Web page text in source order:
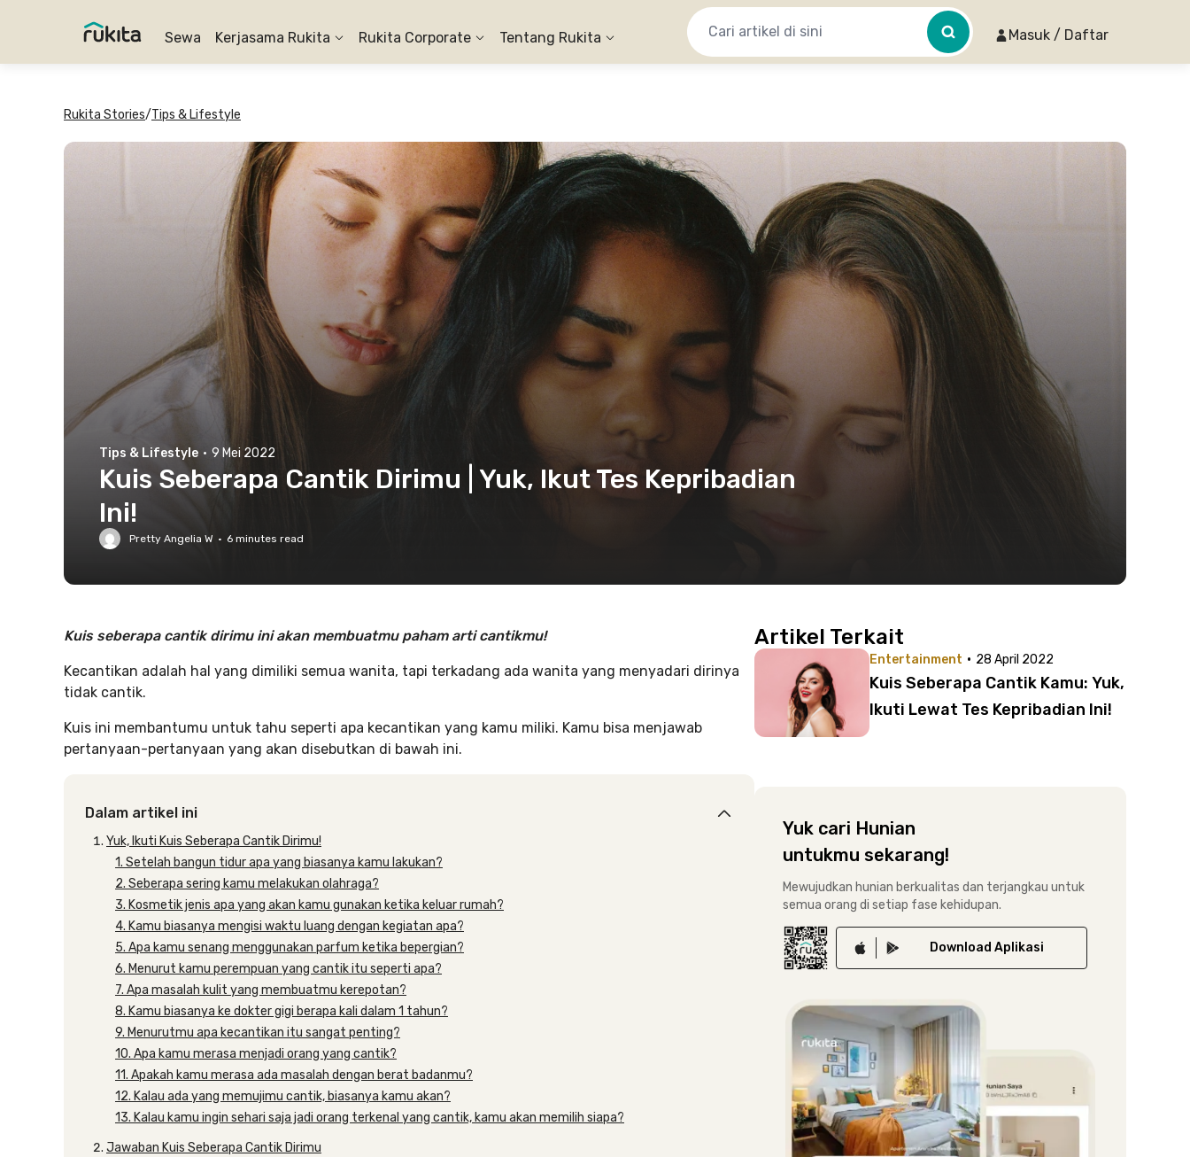
Sewa Kerjasama Rukita Rukita Corporate Tentang Rukita Masuk / Daftar
Rukita Stories/Tips & Lifestyle
Tips & Lifestyle · 9 Mei 2022
Kuis Seberapa Cantik Dirimu | Yuk, Ikut Tes Kepribadian
Ini!
Pretty Angelia W · 6 minutes read
Kuis seberapa cantik dirimu ini akan membuatmu paham arti cantikmu!
Kecantikan adalah hal yang dimiliki semua wanita, tapi terkadang ada wanita yang menyadari dirinya
tidak cantik.
Kuis ini membantumu untuk tahu seperti apa kecantikan yang kamu miliki. Kamu bisa menjawab
pertanyaan-pertanyaan yang akan disebutkan di bawah ini.
Dalam artikel ini
Yuk, Ikuti Kuis Seberapa Cantik Dirimu!
1. Setelah bangun tidur apa yang biasanya kamu lakukan?
2. Seberapa sering kamu melakukan olahraga?
3. Kosmetik jenis apa yang akan kamu gunakan ketika keluar rumah?
4. Kamu biasanya mengisi waktu luang dengan kegiatan apa?
5. Apa kamu senang menggunakan parfum ketika bepergian?
6. Menurut kamu perempuan yang cantik itu seperti apa?
7. Apa masalah kulit yang membuatmu kerepotan?
8. Kamu biasanya ke dokter gigi berapa kali dalam 1 tahun?
9. Menurutmu apa kecantikan itu sangat penting?
10. Apa kamu merasa menjadi orang yang cantik?
11. Apakah kamu merasa ada masalah dengan berat badanmu?
12. Kalau ada yang memujimu cantik, biasanya kamu akan?
13. Kalau kamu ingin sehari saja jadi orang terkenal yang cantik, kamu akan memilih siapa?
Jawaban Kuis Seberapa Cantik Dirimu
Artikel Terkait
Entertainment · 28 April 2022
Kuis Seberapa Cantik Kamu: Yuk,
Ikuti Lewat Tes Kepribadian Ini!
Yuk cari Hunian
untukmu sekarang!
Mewujudkan hunian berkualitas dan terjangkau untuk
semua orang di setiap fase kehidupan.
Download Aplikasi